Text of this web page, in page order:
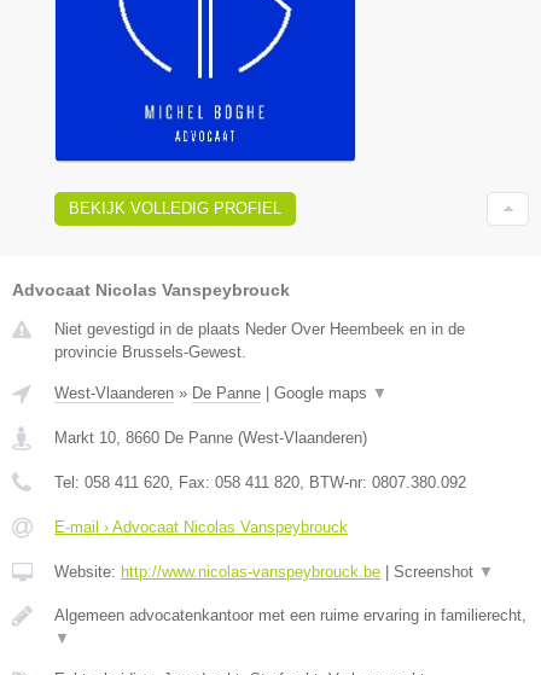
BEKIJK VOLLEDIG PROFIEL
Advocaat Nicolas Vanspeybrouck
Niet gevestigd in de plaats Neder Over Heembeek en in de
provincie Brussels-Gewest.
West-Vlaanderen » De Panne Google maps ▼
Markt 10 8660 De Panne (West-Vlaanderen)
Tel: 058 411 620 , Fax: 058 411 820 , BTW-nr: 0807.380.092
E-mail › Advocaat Nicolas Vanspeybrouck
Website: http://www.nicolas-vanspeybrouck.be Screenshot ▼
Algemeen advocatenkantoor met een ruime ervaring in familierecht,
▼